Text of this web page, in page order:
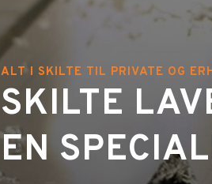
ALT I SKILTE TIL PRIVATE OG
SKILTE
EN